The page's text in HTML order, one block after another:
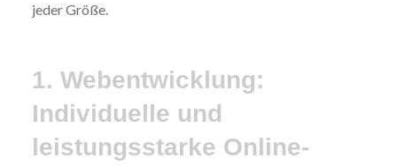
jeder Größe.
1. Webentwicklung:
Individuelle und
leistungsstarke Online-